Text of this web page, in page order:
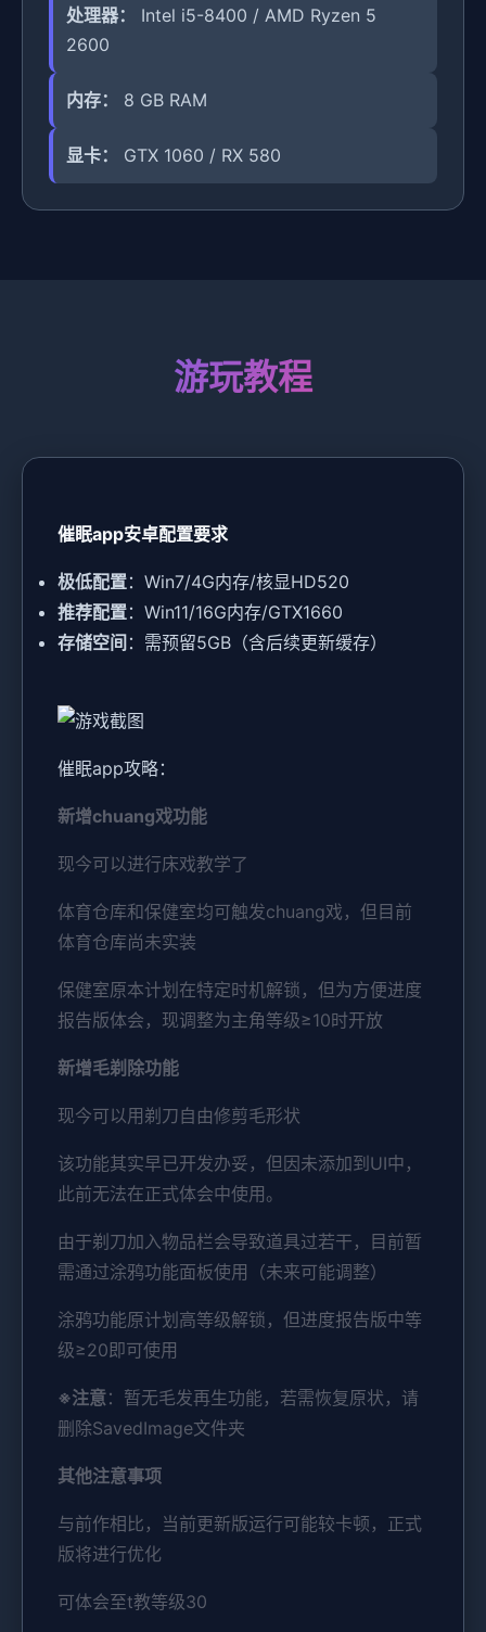
处理器：
Intel i5-8400 / AMD Ryzen 5
2600
内存： 8 GB RAM
显卡： GTX 1060 / RX 580
游玩教程
催眠app安卓配置要求
​极低配置​​：Win7/4G内存/核显HD520
​推荐配置​​：Win11/16G内存/GTX1660
​存储空间​ ​：需预留5GB（含后续更新缓存）
催眠app攻略：
新增chuang戏功能
现今可以进行床戏教学了
体育仓库和保健室均可触发chuang戏，但目前
体育仓库尚未实装
保健室原本计划在特定时机解锁，但为方便进度
报告版体会，现调整为主角等级≥10时开放
新增毛剃除功能
现今可以用剃刀自由修剪毛形状
该功能其实早已开发办妥，但因未添加到UI中，
此前无法在正式体会中使用。
由于剃刀加入物品栏会导致道具过若干，目前暂
需通过涂鸦功能面板使用（未来可能调整）
涂鸦功能原计划高等级解锁，但进度报告版中等
级≥20即可使用
※注意：暂无毛发再生功能，若需恢复原状，请
删除SavedImage文件夹
其他注意事项
与前作相比，当前更新版运行可能较卡顿，正式
版将进行优化
可体会至t教等级30